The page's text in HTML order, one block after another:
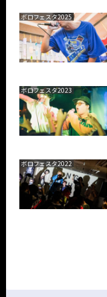
ボロフェスタ2025
ボロフェスタ2023
ボロフェスタ2022